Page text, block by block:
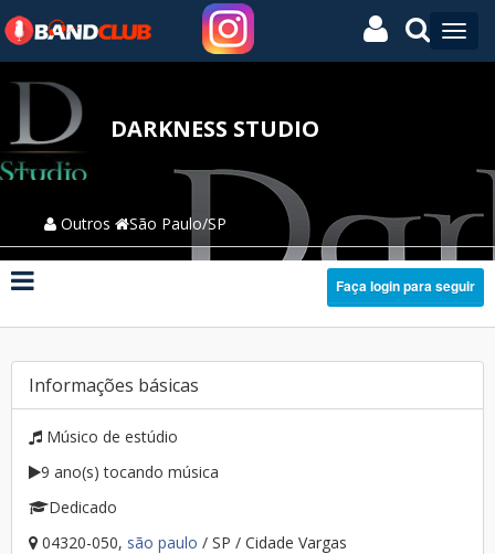
DARKNESS STUDIO
Outros São Paulo/SP
Faça login para seguir
Informações básicas
Músico de estúdio
9 ano(s) tocando música
Dedicado
04320-050, são paulo / SP / Cidade Vargas